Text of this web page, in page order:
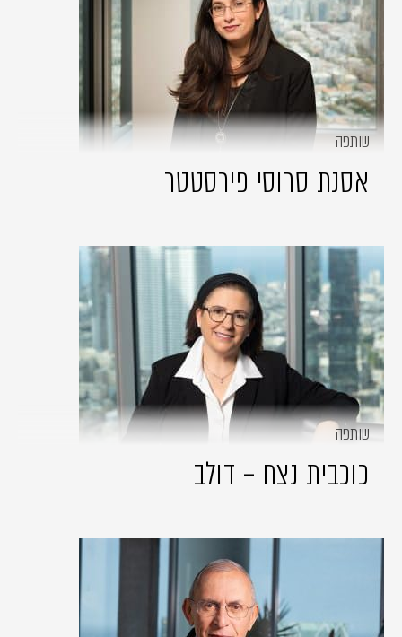
שותפה
אסנת סרוסי פירסטטר
שותפה
כוכבית נצח – דולב